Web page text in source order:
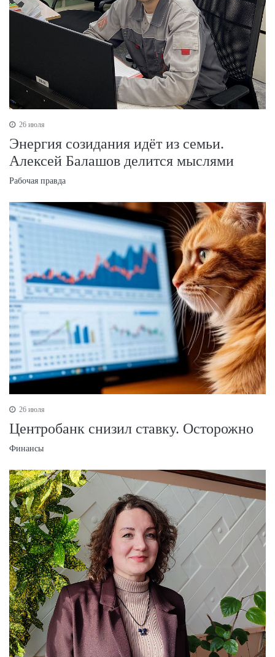
26 июля
Энергия созидания идёт из семьи.
Алексей Балашов делится мыслями
Рабочая правда
26 июля
Центробанк снизил ставку. Осторожно
Финансы